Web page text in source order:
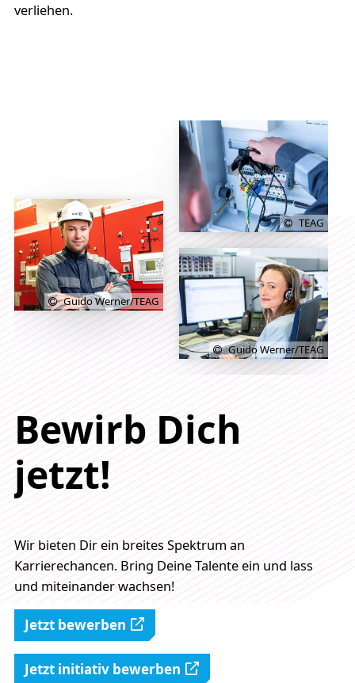
verliehen.
Bewirb Dich
jetzt!
Wir bieten Dir ein breites Spektrum an
Karrierechancen. Bring Deine Talente ein und lass
und miteinander wachsen!
Jetzt bewerben
Jetzt initiativ bewerben
Guido Werner/TEAG
TEAG
Guido Werner/TEAG